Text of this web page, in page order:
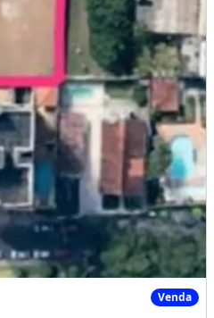
em MANAUS - AM, NOSSA
Venda